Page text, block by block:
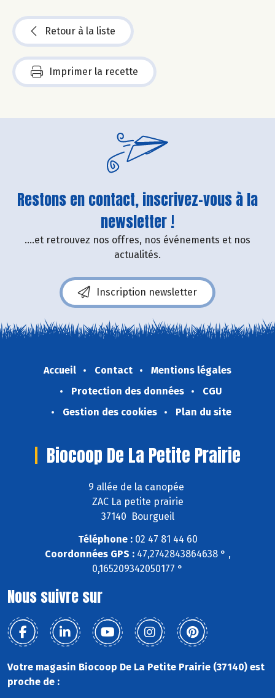
Retour à la liste
Imprimer la recette
Restons en contact, inscrivez-vous à la
newsletter !
....et retrouvez nos offres, nos événements et nos
actualités.
Inscription newsletter
Accueil Contact
Mentions légales
Protection des données
CGU
Gestion des cookies
Plan du site
Biocoop De La Petite Prairie
9 allée de la canopée
ZAC La petite prairie
37140 Bourgueil
Téléphone :02 47 81 44 60
Coordonnées GPS :47,2742843864638 ° ,
0,165209342050177 °
Nous suivre sur
Votre magasin Biocoop De La Petite Prairie (37140) est
proche de :